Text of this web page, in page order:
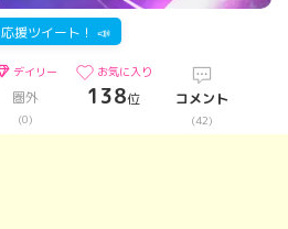
応援ツイート！ 📣
デイリー
圏外
(0)
お気に入り
138位 コメント
(42)